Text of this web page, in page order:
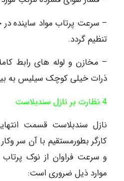
– سرعت پرتاب مواد ساینده در
تنظیم گردد.
– مخازن و لوله های رابط
ذرات خیلی کوچک سیلیس به
4:نظارت بر نازل سندبلاست
نازل سندبلاست قسمت
کارگر بطورمستقیم با آن سر
و سرعت فراوان از نوک
موارد ذیل ضروری است: